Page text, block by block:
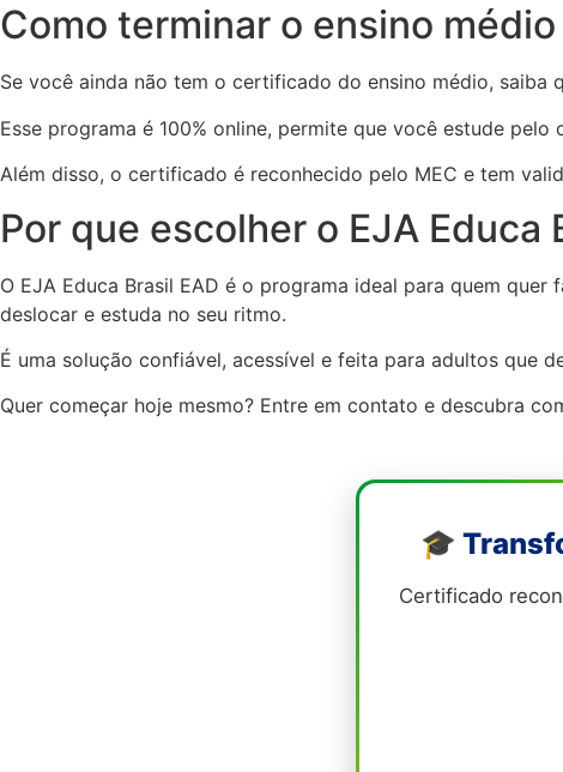
Como terminar o ensino
Se você ainda não tem o certificado do ensino médio, saiba
Esse programa é 100% online, permite que você estude
Além disso, o certificado é reconhecido pelo MEC e tem
Por que escolher o EJA Educa
O EJA Educa Brasil EAD é o programa ideal para quem
deslocar e estuda no seu ritmo.
É uma solução confiável, acessível e feita para adultos que
Quer começar hoje mesmo? Entre em contato e descubra
🎓
Certificado